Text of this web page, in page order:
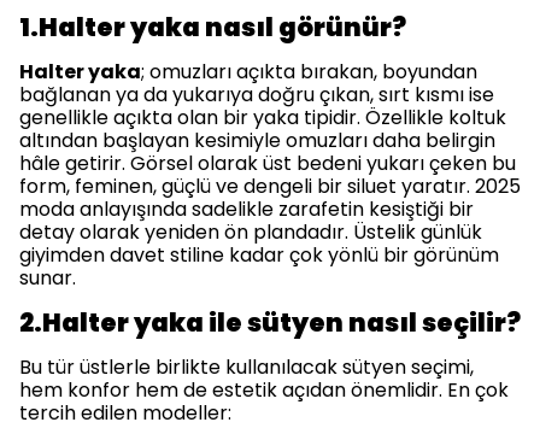
1.Halter yaka nasıl görünür?
Halter yaka; omuzları açıkta bırakan, boyundan
bağlanan ya da yukarıya doğru çıkan, sırt kısmı ise
genellikle açıkta olan bir yaka tipidir. Özellikle koltuk
altından başlayan kesimiyle omuzları daha belirgin
hâle getirir. Görsel olarak üst bedeni yukarı çeken bu
form, feminen, güçlü ve dengeli bir siluet yaratır. 2025
moda anlayışında sadelikle zarafetin kesiştiği bir
detay olarak yeniden ön plandadır. Üstelik günlük
giyimden davet stiline kadar çok yönlü bir görünüm
sunar.
2.Halter yaka ile sütyen nasıl seçilir?
Bu tür üstlerle birlikte kullanılacak sütyen seçimi,
hem konfor hem de estetik açıdan önemlidir. En çok
tercih edilen modeller: